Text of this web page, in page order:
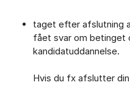
taget efter afslutning
fået svar om betinget
kandidatuddannelse.
Hvis du fx afslutter